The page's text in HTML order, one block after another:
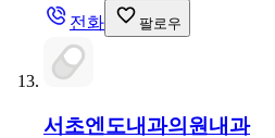
전화 팔로우
서초엔도내과의원 내과